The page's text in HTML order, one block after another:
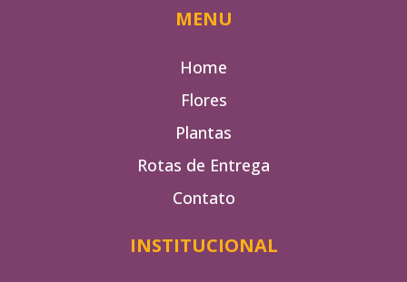
MENU
Home
Flores
Plantas
Rotas de Entrega
Contato
INSTITUCIONAL